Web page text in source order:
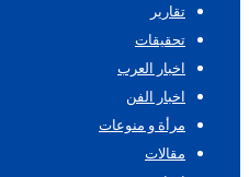
تقارير
تحقيقات
اخبار العرب
اخبار الفن
مرأة و منوعات
مقالات